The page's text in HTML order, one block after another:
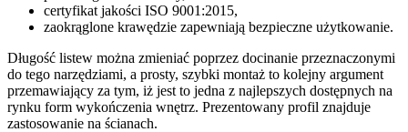
certyfikat jakości ISO 9001:2015,
zaokrąglone krawędzie zapewniają bezpieczne użytkowanie.
Długość listew można zmieniać poprzez docinanie przeznaczonymi
do tego narzędziami, a prosty, szybki montaż to kolejny argument
przemawiający za tym, iż jest to jedna z najlepszych dostępnych na
rynku form wykończenia wnętrz. Prezentowany profil znajduje
zastosowanie na ścianach.